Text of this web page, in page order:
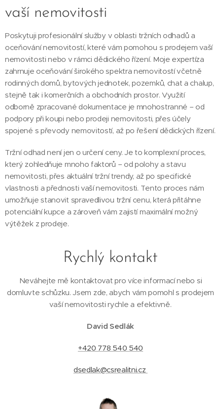
vaší nemovitosti
Poskytuji profesionální služby v oblasti tržních odhadů a
oceňování nemovitostí, které vám pomohou s prodejem vaší
nemovitosti nebo v rámci dědického řízení. Moje expertíza
zahrnuje oceňování širokého spektra nemovitostí včetně
rodinných domů, bytových jednotek, pozemků, chat a chalup,
stejně tak i komerčních a obchodních prostor. Využití
odborně zpracované dokumentace je mnohostranné – od
podpory při koupi nebo prodeji nemovitosti, přes účely
spojené s převody nemovitostí, až po řešení dědických řízení.
Tržní odhad není jen o určení ceny. Je to komplexní proces,
který zohledňuje mnoho faktorů – od polohy a stavu
nemovitosti, přes aktuální tržní trendy, až po specifické
vlastnosti a přednosti vaší nemovitosti. Tento proces nám
umožňuje stanovit spravedlivou tržní cenu, která přitáhne
potenciální kupce a zároveň vám zajistí maximální možný
výtěžek z prodeje.
Rychlý kontakt
Neváhejte mě kontaktovat pro více informací nebo si
domluvte schůzku. Jsem zde, abych vám pomohl s prodejem
vaší nemovitosti rychle a efektivně.
David Sedlák
+420 778 540 540
dsedlak@csrealitni.cz